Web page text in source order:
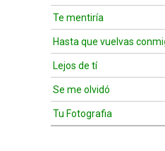
Te mentiría
Hasta que vuelvas
Lejos de tí
Se me olvidó
Tu Fotografia